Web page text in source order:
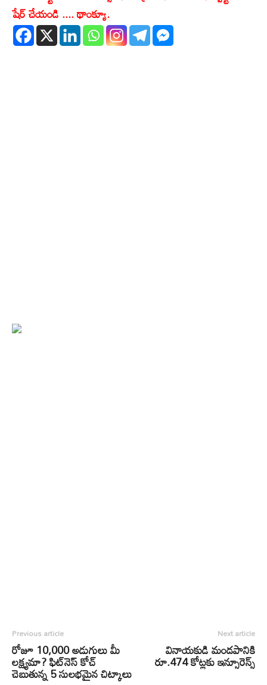
షేర్ చేయండి .... థాంక్యూ.
Previous article
రోజూ 10,000 అడుగులు మీ
లక్ష్యమా? ఫిట్‌నెస్ కోచ్
చెబుతున్న 5 సులభమైన చిట్కాలు
Next article
వినాయకుడి మండపానికి
రూ.474 కోట్లకు ఇన్సూరెన్స్‌